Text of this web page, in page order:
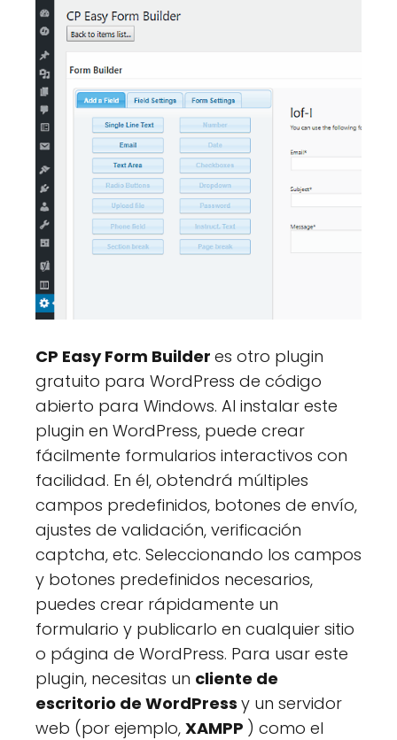
CP Easy Form Builder es otro plugin
gratuito para WordPress de código
abierto para Windows. Al instalar este
plugin en WordPress, puede crear
fácilmente formularios interactivos con
facilidad. En él, obtendrá múltiples
campos predefinidos, botones de envío,
ajustes de validación, verificación
captcha, etc. Seleccionando los campos
y botones predefinidos necesarios,
puedes crear rápidamente un
formulario y publicarlo en cualquier sitio
o página de WordPress. Para usar este
plugin, necesitas un cliente de
escritorio de WordPress y un servidor
web (por ejemplo, XAMPP ) como el